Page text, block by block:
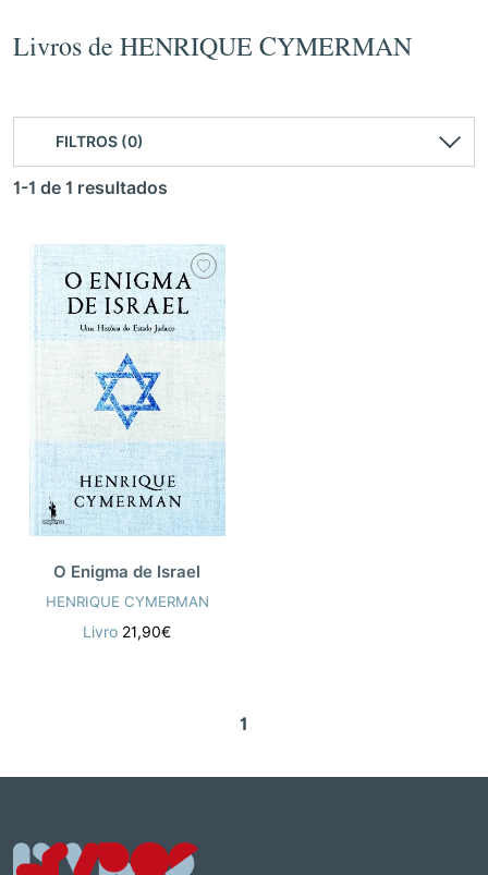
anos. Trabalha em cinco línguas.
Livros de HENRIQUE CYMERMAN
FILTROS (0)
1-1 de 1 resultados
O Enigma de Israel
HENRIQUE CYMERMAN
Livro 21,90€
1